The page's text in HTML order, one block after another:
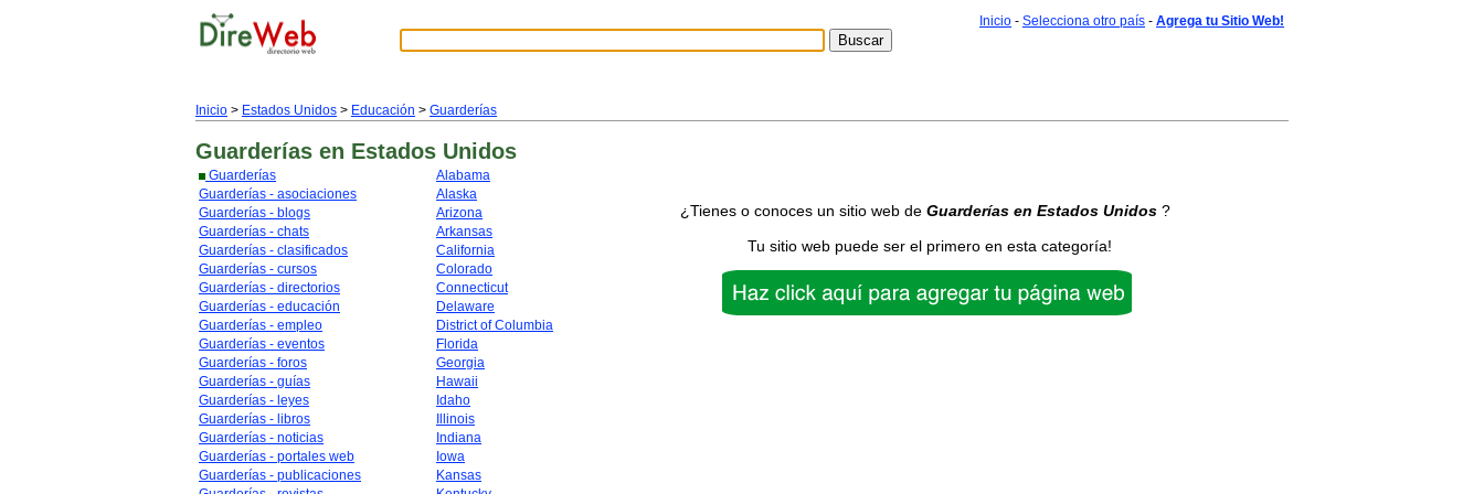
Inicio - Selecciona otro país - Agrega tu Sitio Web!
Inicio > Estados Unidos > Educación > Guarderías
Guarderías en Estados Unidos
Guarderías
Guarderías - asociaciones
Guarderías - blogs
Guarderías - chats
Guarderías - clasificados
Guarderías - cursos
Guarderías - directorios
Guarderías - educación
Guarderías - empleo
Guarderías - eventos
Guarderías - foros
Guarderías - guías
Guarderías - leyes
Guarderías - libros
Guarderías - noticias
Guarderías - portales web
Guarderías - publicaciones
Alabama
Alaska
Arizona
Arkansas
California
Colorado
Connecticut
Delaware
District of Columbia
Florida
Georgia
Hawaii
Idaho
Illinois
Indiana
Iowa
Kansas
¿Tienes o conoces un sitio web de Guarderías en Estados Unidos?
Tu sitio web puede ser el primero en esta categoría!